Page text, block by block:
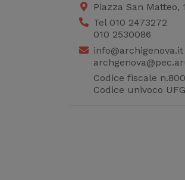
Piazza San Matteo,
Tel 010 2473272
010 2530086
info@archigenova.it
Codice fiscale
Codice univoco